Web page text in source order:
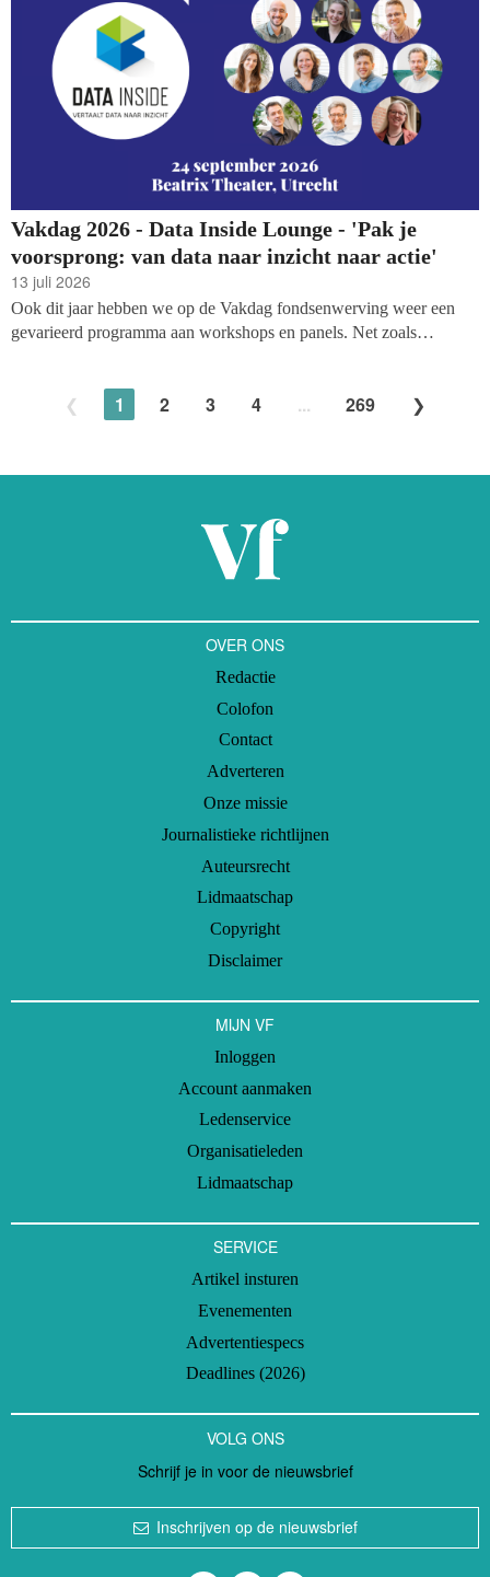
Vakdag 2026 - Data Inside Lounge - 'Pak je
voorsprong: van data naar inzicht naar actie'
13 juli 2026
Ook dit jaar hebben we op de Vakdag fondsenwerving weer een
gevarieerd programma aan workshops en panels. Net zoals
Data Inside, met als thema 'Pak je voorsprong: van data naar inzicht
1 2 3 4 ... 269
OVER ONS
Redactie
Colofon
Contact
Adverteren
Onze missie
Journalistieke richtlijnen
Auteursrecht
Lidmaatschap
Copyright
Disclaimer
MIJN VF
Inloggen
Account aanmaken
Ledenservice
Organisatieleden
Lidmaatschap
SERVICE
Artikel insturen
Evenementen
Advertentiespecs
Deadlines (2026)
VOLG ONS
Schrijf je in voor de nieuwsbrief
Inschrijven op de nieuwsbrief